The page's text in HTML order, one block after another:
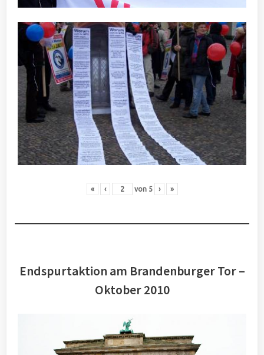
« ‹ von 5 › »
Endspurtaktion am Brandenburger Tor –
Oktober 2010